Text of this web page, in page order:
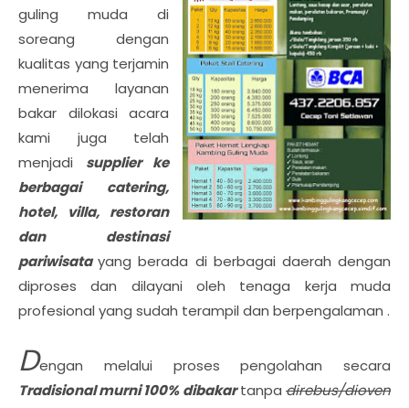
guling muda di
soreang dengan
kualitas yang terjamin
menerima layanan
bakar dilokasi acara
kami juga telah
menjadi supplier ke
berbagai catering,
hotel, villa, restoran
dan destinasi
pariwisatayang berada di berbagai daerah dengan
diproses dan dilayani oleh tenaga kerja muda
profesional yang sudah terampil dan berpengalaman .
Dengan melalui proses pengolahan secara
Tradisional murni 100% dibakartanpadirebus/dioven